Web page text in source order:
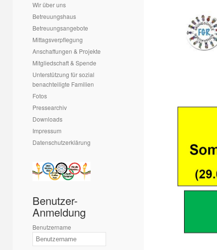
Wir über uns
Betreuungshaus
Betreuungsangebote
Mittagsverpflegung
Anschaffungen & Projekte
Mitgliedschaft & Spende
Unterstützung für sozial
benachteiligte Familien
Fotos
Pressearchiv
Downloads
Impressum
Datenschutzerklärung
Benutzer-
Anmeldung
Benutzername